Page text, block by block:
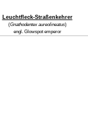
Leuchtfleck-Straßenkehrer
(Gnathodentex aureolineatus)
engl. Glowspot emperor